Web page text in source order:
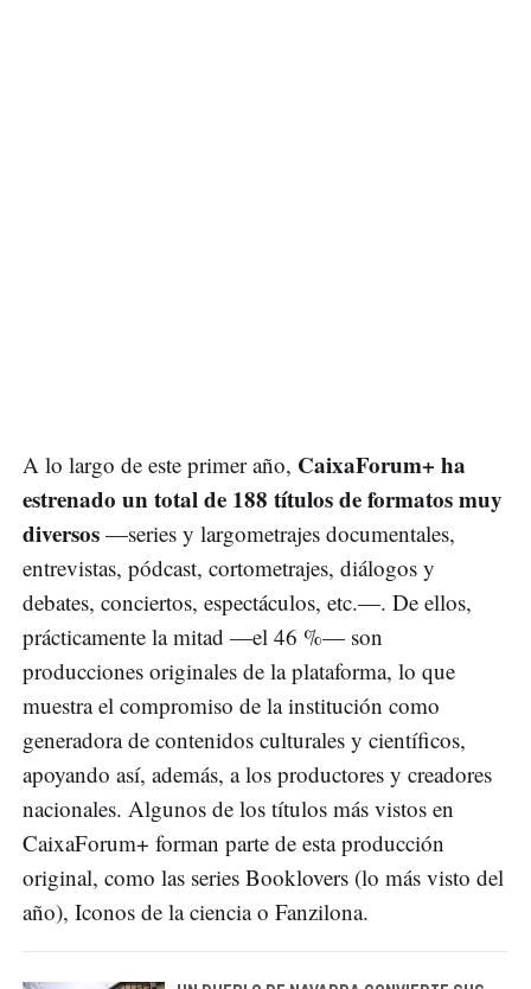
A lo largo de este primer año, CaixaForum+ ha
estrenado un total de 188 títulos de formatos muy
diversos —series y largometrajes documentales,
entrevistas, pódcast, cortometrajes, diálogos y
debates, conciertos, espectáculos, etc.—. De ellos,
prácticamente la mitad —el 46 %— son
producciones originales de la plataforma, lo que
muestra el compromiso de la institución como
generadora de contenidos culturales y científicos,
apoyando así, además, a los productores y creadores
nacionales. Algunos de los títulos más vistos en
CaixaForum+ forman parte de esta producción
original, como las series Booklovers (lo más visto del
año), Iconos de la ciencia o Fanzilona.